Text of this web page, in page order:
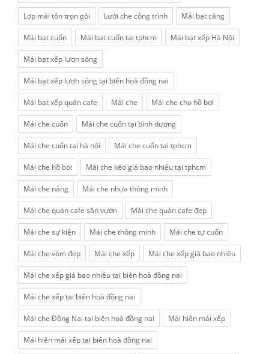
Lợp mái tôn trọn gói Lưới che công trình Mái bạt căng
Mái bạt cuốn Mái bạt cuốn tại tphcm Mái bạt xếp Hà Nội
Mái bạt xếp lượn sóng
Mái bạt xếp lượn sóng tại biên hoà đồng nai
Mái bạt xếp quán cafe Mái che Mái che cho hồ bơi
Mái che cuốn Mái che cuốn tại bình dương
Mái che cuốn tại hà nội Mái che cuốn tại tphcm
Mái che hồ bơi Mái che kéo giá bao nhiêu tại tphcm
Mái che nắng Mái che nhựa thông minh
Mái che quán cafe sân vườn Mái che quán cafe đẹp
Mái che sự kiện Mái che thông minh Mái che tự cuốn
Mái che vòm đẹp Mái che xếp Mái che xếp giá bao nhiêu
Mái che xếp giá bao nhiêu tại biên hoà đồng nai
Mái che xếp tại biên hoà đồng nai
Mái che Đồng Nai tại biên hoà đồng nai Mái hiên mái xếp
Mái hiên mái xếp tại biên hoà đồng nai